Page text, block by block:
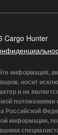
Cargo Hunter
информация,
носит
и не
положениями
Российской
информации,